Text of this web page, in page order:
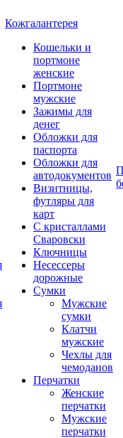
Кожгалантерея
Кошельки и
портмоне
женские
Портмоне
мужские
Зажимы для
денег
Обложки для
паспорта
Обложки для
автодокументов
Визитницы,
футляры для
карт
C кристаллами
Сваровски
Ключницы
Несессеры
дорожные
Сумки
Мужские
сумки
Клатчи
мужские
Чехлы для
чемоданов
Перчатки
Женские
перчатки
Мужские
перчатки